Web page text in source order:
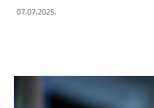
07.07.2025.